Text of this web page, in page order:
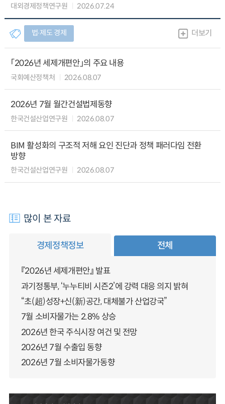
대외경제정책연구원 2026.07.24
법∙제도 경제 더보기
「2026년 세제개편안」의 주요 내용
국회예산정책처 2026.08.07
2026년 7월 월간건설법제동향
한국건설산업연구원 2026.08.07
BIM 활성화의 구조적 저해 요인 진단과 정책 패러다임 전환
방향
한국건설산업연구원 2026.08.07
많이 본 자료
경제정책정보 전체
『2026년 세제개편안』 발표
과기정통부, ‘누누티비 시즌2’에 강력 대응 의지 밝혀
“초(超)성장+신(新)공간, 대체불가 산업강국”
7월 소비자물가는 2.8% 상승
2026년 한국 주식시장 여건 및 전망
2026년 7월 수출입 동향
2026년 7월 소비자물가동향